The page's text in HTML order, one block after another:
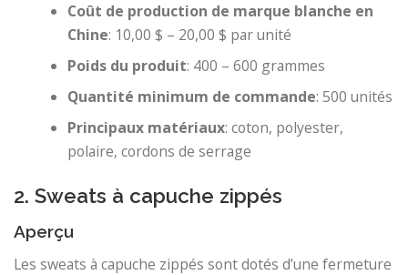
Coût de production de marque blanche en
Chine: 10,00 $ – 20,00 $ par unité
Poids du produit: 400 – 600 grammes
Quantité minimum de commande: 500 unités
Principaux matériaux: coton, polyester,
polaire, cordons de serrage
2. Sweats à capuche zippés
Aperçu
Les sweats à capuche zippés sont dotés d’une fermeture